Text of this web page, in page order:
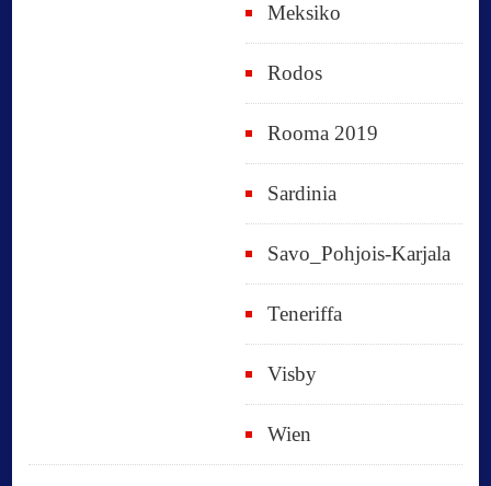
Meksiko
Rodos
Rooma 2019
Sardinia
Savo_Pohjois-Karjala
Teneriffa
Visby
Wien